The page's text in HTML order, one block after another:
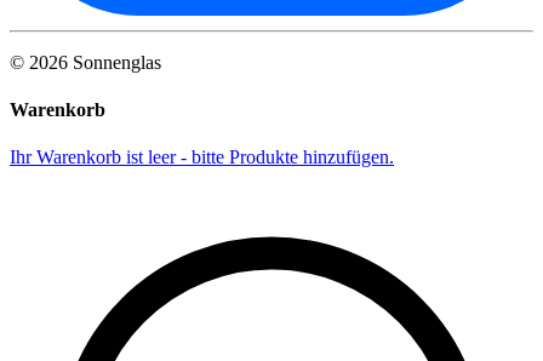
© 2026 Sonnenglas
Warenkorb
Ihr Warenkorb ist leer - bitte Produkte hinzufügen.